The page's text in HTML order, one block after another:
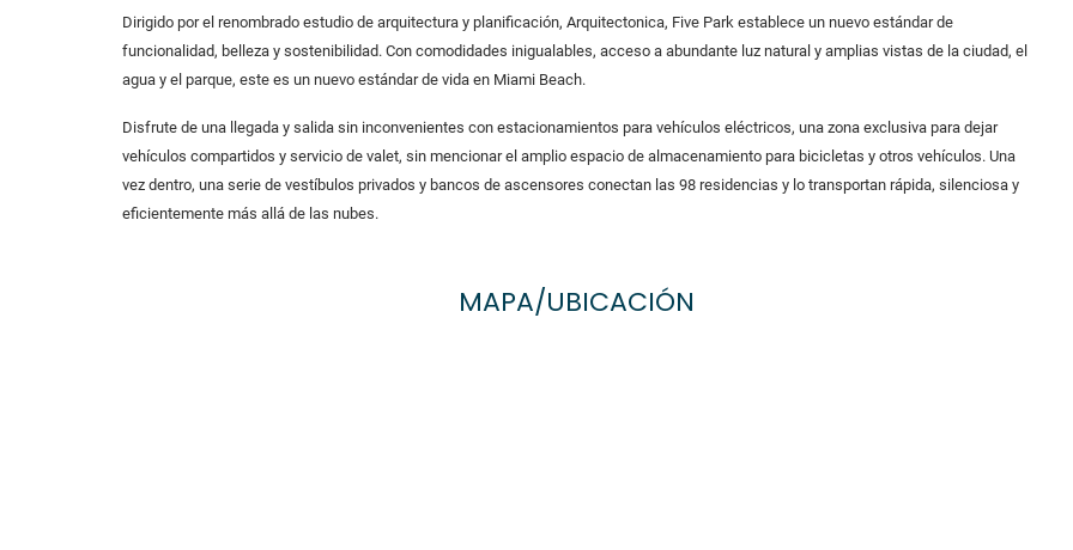
Dirigido por el renombrado estudio de arquitectura y planificación, Arquitectonica, Five Park establece un nuevo estándar de
funcionalidad, belleza y sostenibilidad. Con comodidades inigualables, acceso a abundante luz natural y amplias vistas de la ciudad, el
agua y el parque, este es un nuevo estándar de vida en Miami Beach.
Disfrute de una llegada y salida sin inconvenientes con estacionamientos para vehículos eléctricos, una zona exclusiva para dejar
vehículos compartidos y servicio de valet, sin mencionar el amplio espacio de almacenamiento para bicicletas y otros vehículos. Una
vez dentro, una serie de vestíbulos privados y bancos de ascensores conectan las 98 residencias y lo transportan rápida, silenciosa y
eficientemente más allá de las nubes.
MAPA/UBICACIÓN